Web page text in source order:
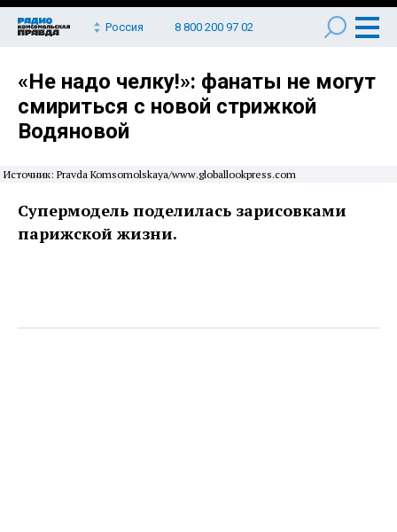
Россия 8 800 200 97 02
«Не надо челку!»: фанаты не могут
смириться с новой стрижкой
Водяновой
Источник: Pravda Komsomolskaya/www.globallookpress.com
Супермодель поделилась зарисовками
парижской жизни.